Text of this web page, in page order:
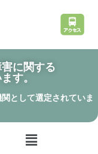
に関する
す。
として選定されていま